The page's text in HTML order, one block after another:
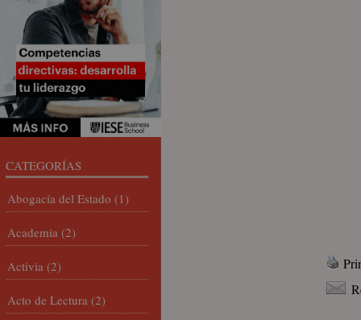
CATEGORÍAS
Abogacía del Estado (1)
Academia (2)
Activia (2)
Acto de Lectura (2)